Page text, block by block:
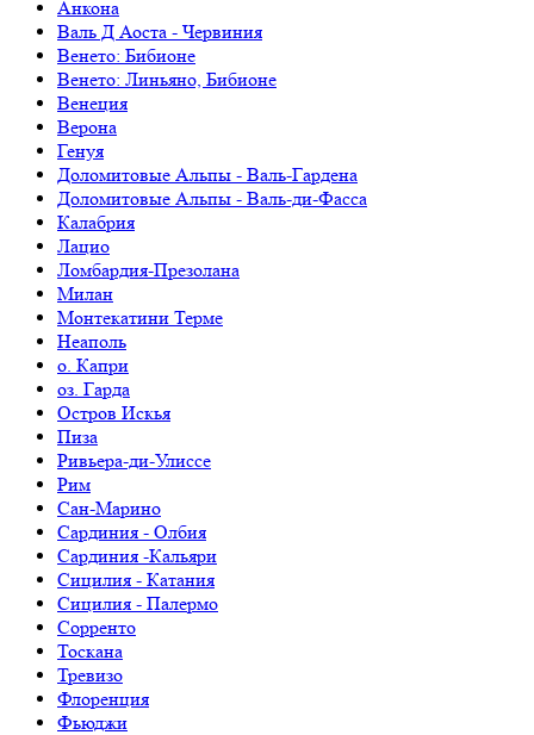
Анкона
Валь Д Аоста - Червиния
Венето: Бибионе
Венето: Линьяно, Бибионе
Венеция
Верона
Генуя
Доломитовые Альпы - Валь-Гардена
Доломитовые Альпы - Валь-ди-Фасса
Калабрия
Лацио
Ломбардия-Презолана
Милан
Монтекатини Терме
Неаполь
о. Капри
оз. Гарда
Остров Искья
Пиза
Ривьера-ди-Улиссе
Рим
Сан-Марино
Сардиния - Олбия
Сардиния -Кальяри
Сицилия - Катания
Сицилия - Палермо
Сорренто
Тоскана
Тревизо
Флоренция
Фьюджи